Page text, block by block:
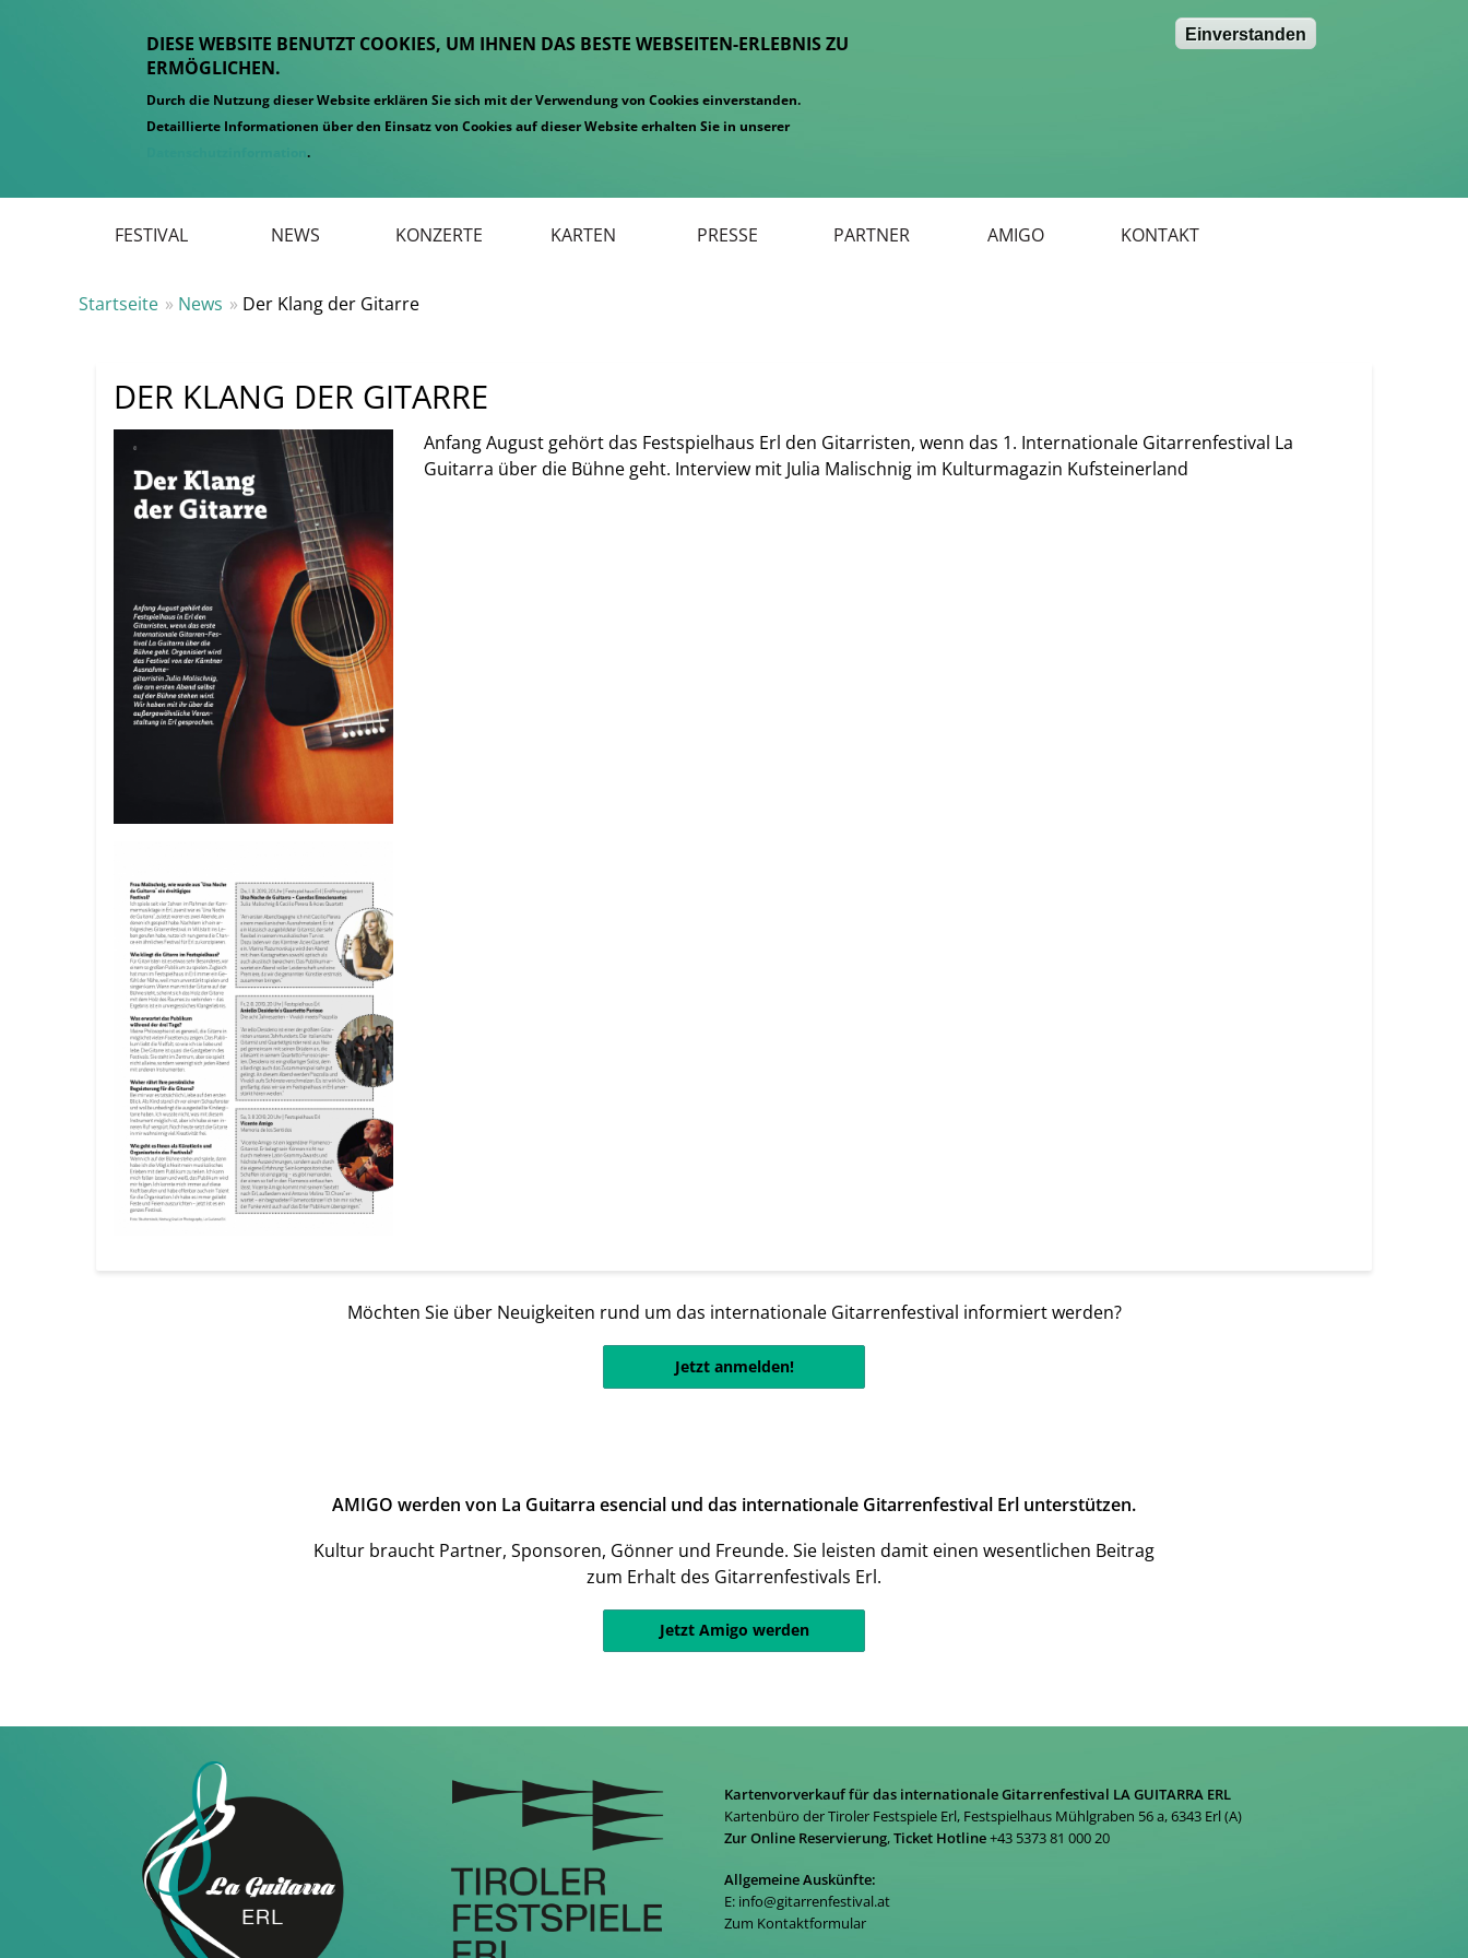
DIESE WEBSITE BENUTZT COOKIES, UM IHNEN DAS BESTE WEBSEITEN-ERLEBNIS ZU
ERMÖGLICHEN.
Durch die Nutzung dieser Website erklären Sie sich mit der Verwendung von Cookies einverstanden.
Detaillierte Informationen über den Einsatz von Cookies auf dieser Website erhalten Sie in unserer
Datenschutzinformation.
Einverstanden
Hauptmenü
FESTIVAL NEWS KONZERTE KARTEN PRESSE PARTNER AMIGO KONTAKT
Startseite News Der Klang der Gitarre
DER KLANG DER GITARRE
Anfang August gehört das Festspielhaus Erl den Gitarristen, wenn das 1. Internationale Gitarrenfestival La
Guitarra über die Bühne geht. Interview mit Julia Malischnig im Kulturmagazin Kufsteinerland
Möchten Sie über Neuigkeiten rund um das internationale Gitarrenfestival informiert werden?
Jetzt anmelden!
AMIGO werden von La Guitarra esencial und das internationale Gitarrenfestival Erl unterstützen.
Kultur braucht Partner, Sponsoren, Gönner und Freunde. Sie leisten damit einen wesentlichen Beitrag
zum Erhalt des Gitarrenfestivals Erl.
Jetzt Amigo werden
Kartenvorverkauf für das internationale Gitarrenfestival LA GUITARRA ERL
Kartenbüro der Tiroler Festspiele Erl, Festspielhaus Mühlgraben 56 a, 6343 Erl (A)
Zur Online Reservierung,Ticket Hotline+43 5373 81 000 20
Allgemeine Auskünfte:
E: info@gitarrenfestival.at
Zum Kontaktformular